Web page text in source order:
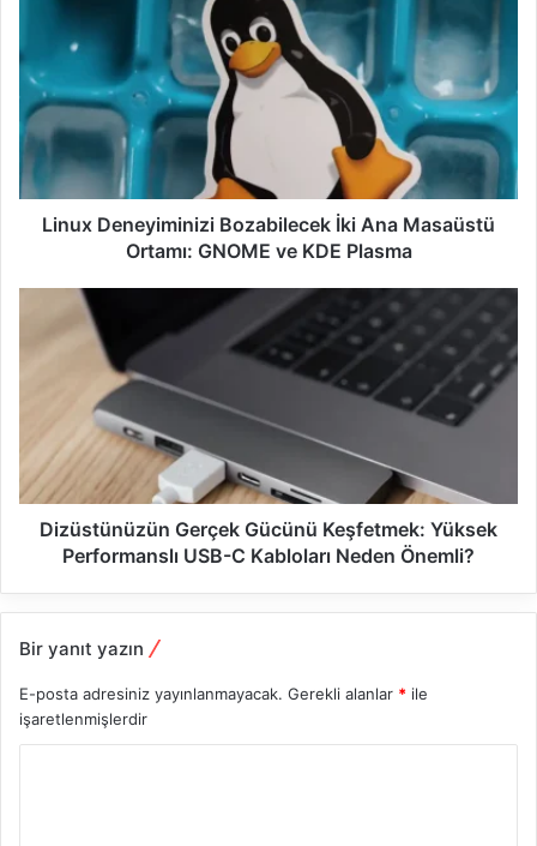
t
e
s
Linux Deneyiminizi Bozabilecek İki Ana Masaüstü
Ortamı: GNOME ve KDE Plasma
Dizüstünüzün Gerçek Gücünü Keşfetmek: Yüksek
Performanslı USB-C Kabloları Neden Önemli?
Bir yanıt yazın
E-posta adresiniz yayınlanmayacak. Gerekli alanlar * ile
işaretlenmişlerdir